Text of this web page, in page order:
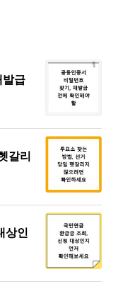
발급
갈리
상인